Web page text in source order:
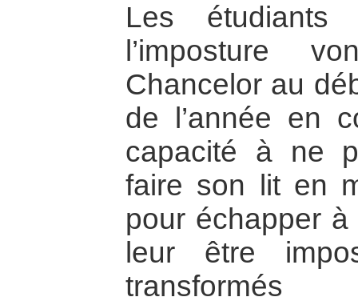
Les étudiants
l’imposture
Chancelor au
de l’année en
capacité à ne
faire son lit en
pour échapper
leur être